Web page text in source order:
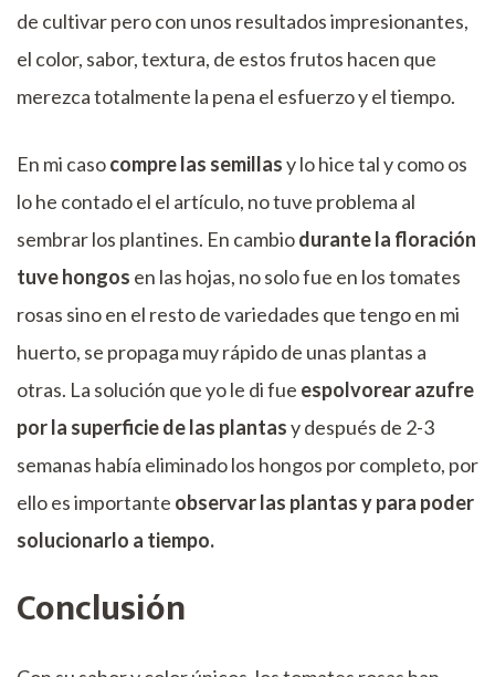
de cultivar pero con unos resultados impresionantes,
el color, sabor, textura, de estos frutos hacen que
merezca totalmente la pena el esfuerzo y el tiempo.
En mi casocompre las semillasy lo hice tal y como os
lo he contado el el artículo, no tuve problema al
sembrar los plantines. En cambiodurante la floración
tuve hongos en las hojas, no solo fue en los tomates
rosas sino en el resto de variedades que tengo en mi
huerto, se propaga muy rápido de unas plantas a
otras. La solución que yo le di fue espolvorear azufre
por la superficie de las plantasy después de 2-3
semanas había eliminado los hongos por completo, por
ello es importante observar las plantas y para poder
solucionarlo a tiempo.
Conclusión